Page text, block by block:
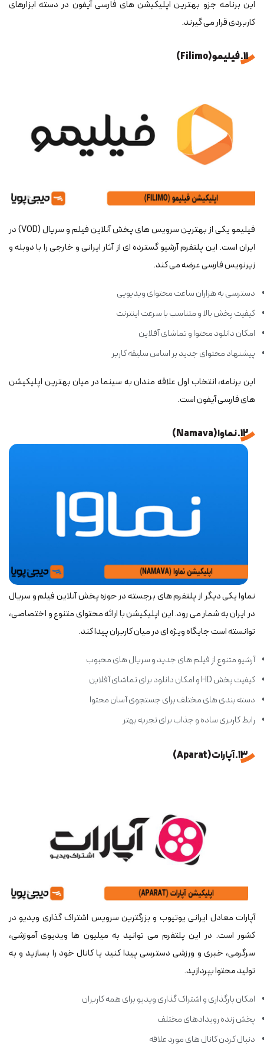
این برنامه جزو بهترین اپلیکیشن های فارسی آیفون در دسته ابزارهای
کاربردی قرار می گیرند.
11. فیلیمو (Filimo)
فیلیمو یکی از بهترین سرویس های پخش آنلاین فیلم و سریال (VOD) در
ایران است. این پلتفرم آرشیو گسترده ای از آثار ایرانی و خارجی را با دوبله و
زیرنویس فارسی عرضه می کند.
دسترسی به هزاران ساعت محتوای ویدیویی
کیفیت پخش بالا و متناسب با سرعت اینترنت
امکان دانلود محتوا و تماشای آفلاین
پیشنهاد محتوای جدید بر اساس سلیقه کاربر
این برنامه، انتخاب اول علاقه مندان به سینما در میان بهترین اپلیکیشن
های فارسی آیفون است.
12. نماوا (Namava)
نماوا یکی دیگر از پلتفرم های برجسته در حوزه پخش آنلاین فیلم و سریال
در ایران به شمار می رود. این اپلیکیشن با ارائه محتوای متنوع و اختصاصی،
توانسته است جایگاه ویژه ای در میان کاربران پیدا کند.
آرشیو متنوع از فیلم های جدید و سریال های محبوب
کیفیت پخش HD و امکان دانلود برای تماشای آفلاین
دسته بندی های مختلف برای جستجوی آسان محتوا
رابط کاربری ساده و جذاب برای تجربه بهتر
13. آپارات (Aparat)
آپارات معادل ایرانی یوتیوب و بزرگترین سرویس اشتراک گذاری ویدیو در
کشور است. در این پلتفرم می توانید به میلیون ها ویدیوی آموزشی،
سرگرمی، خبری و ورزشی دسترسی پیدا کنید یا کانال خود را بسازید و به
تولید محتوا بپردازید.
امکان بارگذاری و اشتراک گذاری ویدیو برای همه کاربران
پخش زنده رویدادهای مختلف
دنبال کردن کانال های مورد علاقه